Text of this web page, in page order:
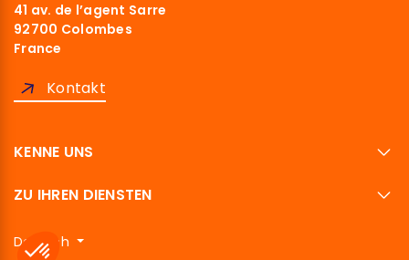
41 av. de l’agent Sarre
92700 Colombes
France
Kontakt
KENNE UNS
ZU IHREN DIENSTEN
Deutsch